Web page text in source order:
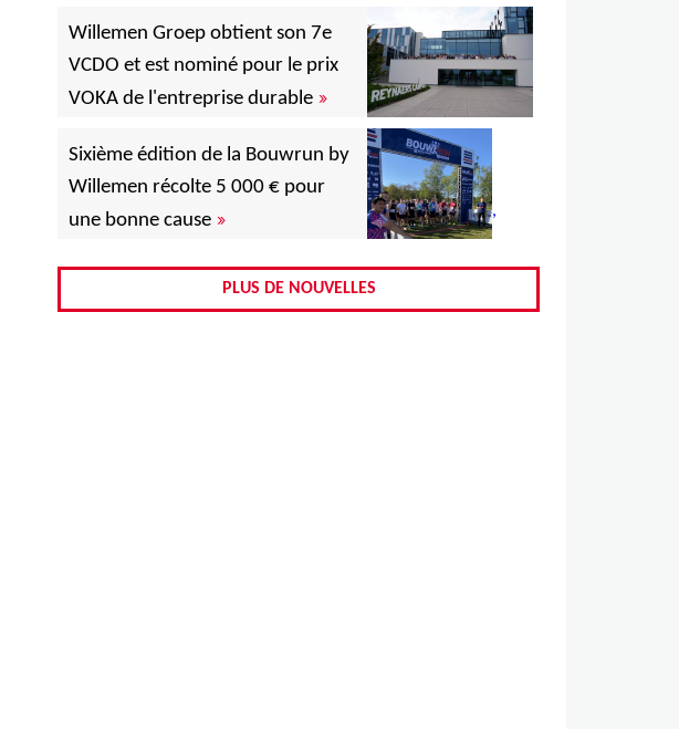
,
,
,
,
,
Willemen Groep obtient son 7e
VCDO et est nominé pour le prix
VOKA de l'entreprise durable »
Sixième édition de la Bouwrun by
Willemen récolte 5 000 € pour
une bonne cause » ,
PLUS DE NOUVELLES